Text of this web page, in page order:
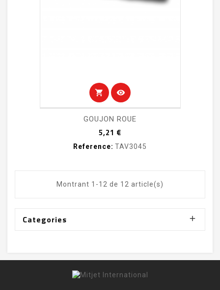
shopping_cart visibility
GOUJON ROUE
5,21 €
Reference: TAV3045
Montrant 1-12 de 12 article(s)
Categories 